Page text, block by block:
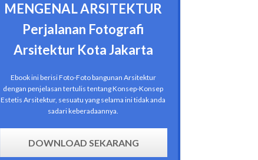
MENGENAL ARSITEKTUR
Perjalanan Fotografi
Arsitektur Kota Jakarta
Ebook ini berisi Foto-Foto bangunan Arsitektur
dengan penjelasan tertulis tentang Konsep-Konsep
Estetis Arsitektur, sesuatu yang selama ini tidak anda
sadari keberadaannya.
DOWNLOAD SEKARANG